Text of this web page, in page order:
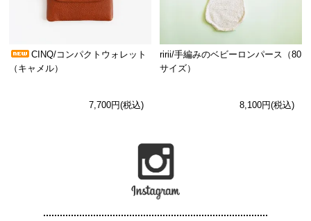
CINQ/コンパクトウォレット
（キャメル）
7,700円(税込)
ririi/手編みのベビーロンパース（80
サイズ）
8,100円(税込)